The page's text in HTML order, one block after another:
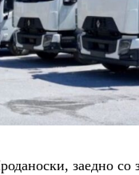
заедно со